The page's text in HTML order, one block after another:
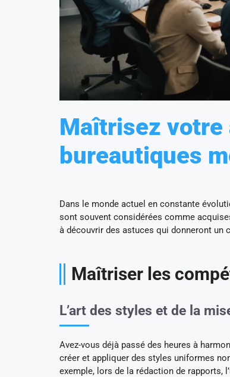
Maîtrisez votre
bureautiques
Dans le monde actuel en constante
sont souvent considérées comme
à découvrir des astuces qui donneront un
Maîtriser les
L’art des styles et de la
Avez-vous déjà passé des heures à
créer et appliquer des styles uniformes
exemple, lors de la rédaction de rapports,